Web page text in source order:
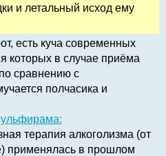
и летальный исход ему
есть куча современных
которых в случае приёма
сравнению с
полчасика и
терапия алкоголизма (от
применялась в прошлом